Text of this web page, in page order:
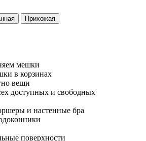
мешки
в корзинах
вещи
доступных и свободных
и настенные бра
поверхности